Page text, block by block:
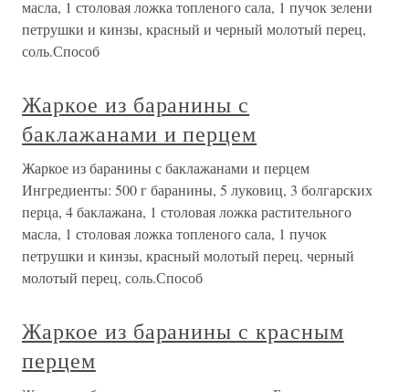
масла, 1 столовая ложка топленого сала, 1 пучок зелени
петрушки и кинзы, красный и черный молотый перец,
соль.Способ
Жаркое из баранины с
баклажанами и перцем
Жаркое из баранины с баклажанами и перцем
Ингредиенты: 500 г баранины, 5 луковиц, 3 болгарских
перца, 4 баклажана, 1 столовая ложка растительного
масла, 1 столовая ложка топленого сала, 1 пучок
петрушки и кинзы, красный молотый перец, черный
молотый перец, соль.Способ
Жаркое из баранины с красным
перцем